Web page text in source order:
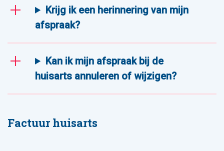
Krijg ik een herinnering van mijn
afspraak?
Kan ik mijn afspraak bij de
huisarts annuleren of wijzigen?
Factuur huisarts